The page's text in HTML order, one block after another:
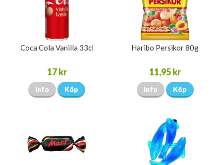
Coca Cola Vanilla 33cl
17 kr
Info Köp
Haribo Persikor 80g
11,95 kr
Info Köp